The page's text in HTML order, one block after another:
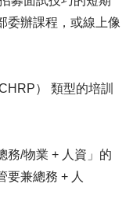
委辦課程，或線上像
） 類型的培訓
/物業 + 人資」的
要兼總務 + 人